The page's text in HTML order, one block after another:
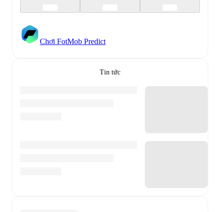
Chơi FotMob Predict
Tin tức